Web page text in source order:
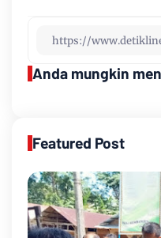
Anda mungkin
Featured Post